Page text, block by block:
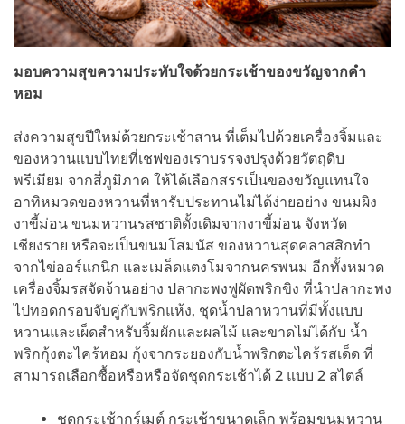
มอบความสุขความประทับใจด้วยกระเช้าของขวัญจากคำ
หอม
ส่งความสุขปีใหม่ด้วยกระเช้าสาน ที่เต็มไปด้วยเครื่องจิ้มและ
ของหวานแบบไทยที่เชฟของเราบรรจงปรุงด้วยวัตถุดิบ
พรีเมียม จากสี่ภูมิภาค ให้ได้เลือกสรรเป็นของขวัญแทนใจ
อาทิหมวดของหวานที่หารับประทานไม่ได้ง่ายอย่าง ขนมผิง
งาขี้ม่อน ขนมหวานรสชาติดั้งเดิมจากงาขี้ม่อน จังหวัด
เชียงราย หรือจะเป็นขนมโสมนัส ของหวานสุดคลาสสิกทำ
จากไข่ออร์แกนิก และเมล็ดแตงโมจากนครพนม อีกทั้งหมวด
เครื่องจิ้มรสจัดจ้านอย่าง ปลากะพงฟูผัดพริกขิง ที่นำปลากะพง
ไปทอดกรอบจับคู่กับพริกแห้ง, ชุดน้ำปลาหวานที่มีทั้งแบบ
หวานและเผ็ดสำหรับจิ้มผักและผลไม้ และขาดไม่ได้กับ น้ำ
พริกกุ้งตะไคร้หอม กุ้งจากระยองกับน้ำพริกตะไคร้รสเด็ด ที่
สามารถเลือกซื้อหรือหรือจัดชุดกระเช้าได้ 2 แบบ 2 สไตล์
ชุดกระเช้ากูร์เมต์ กระเช้าขนาดเล็ก พร้อมขนมหวาน